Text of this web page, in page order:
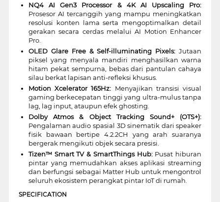
NQ4 AI Gen3 Processor & 4K AI Upscaling Pro:
Prosesor AI tercanggih yang mampu meningkatkan
resolusi konten lama serta mengoptimalkan detail
gerakan secara cerdas melalui AI Motion Enhancer
Pro.
OLED Glare Free & Self-illuminating Pixels: Jutaan
piksel yang menyala mandiri menghasilkan warna
hitam pekat sempurna, bebas dari pantulan cahaya
silau berkat lapisan anti-refleksi khusus.
Motion Xcelerator 165Hz: Menyajikan transisi visual
gaming berkecepatan tinggi yang ultra-mulus tanpa
lag, lag input, ataupun efek ghosting.
Dolby Atmos & Object Tracking Sound+ (OTS+):
Pengalaman audio spasial 3D sinematik dari speaker
fisik bawaan bertipe 4.2.2CH yang arah suaranya
bergerak mengikuti objek secara presisi.
Tizen™ Smart TV & SmartThings Hub:Pusat hiburan
pintar yang memudahkan akses aplikasi streaming
dan berfungsi sebagai Matter Hub untuk mengontrol
seluruh ekosistem perangkat pintar IoT di rumah.
SPECIFICATION